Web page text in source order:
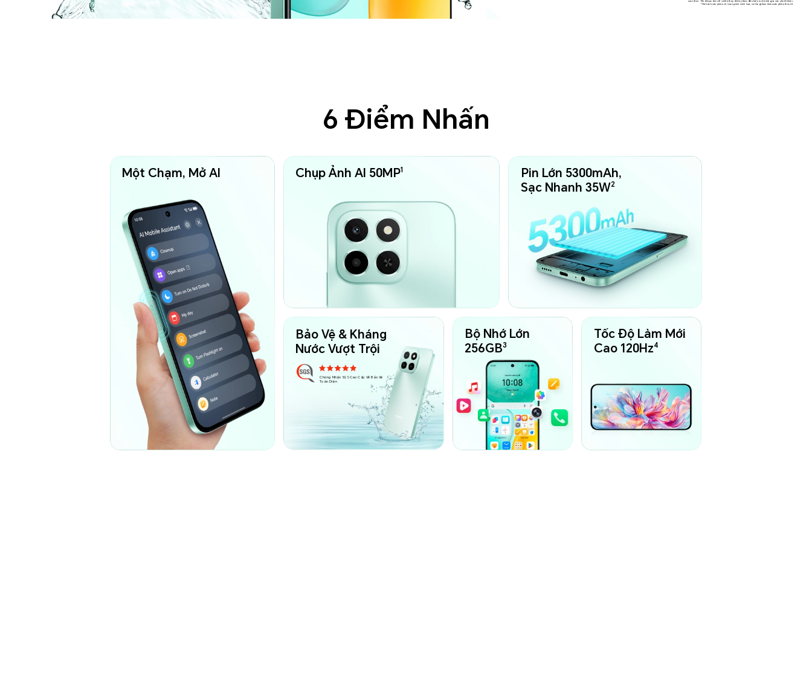
sạc tối ưu. Tốc độ sạc thực tế có thể thay đổi tùy theo điều kiện môi trường và các yếu tố khác.
*Hình ảnh sản phẩm chỉ mang tính minh họa, vui lòng tham khảo sản phẩm thực tế.
6 Điểm Nhấn
Một Chạm, Mở AI Chụp Ảnh AI 50MP1
Pin Lớn 5300mAh,
Sạc Nhanh 35W2
Bảo Vệ & Kháng
Nước Vượt Trội
Chứng Nhận SGS Cao Cấp Về Bảo Vệ
Toàn Diện
Bộ Nhớ Lớn
256GB3
Tốc Độ Làm Mới
Cao 120Hz4